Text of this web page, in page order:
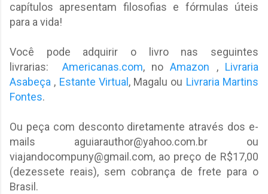
capítulos apresentam filosofias e fórmulas úteis
para a vida!
Você pode adquirir o livro nas seguintes
livrarias: Americanas.com, noAmazon , Livraria
Asabeça , Estante Virtual , Magalu ou Livraria Martins
Fontes.
Ou peça com desconto diretamente através dos e-
mails aguiarauthor@yahoo.com.br ou
viajandocompuny@gmail.com, ao preço de R$17,00
(dezessete reais), sem cobrança de frete para o
Brasil.